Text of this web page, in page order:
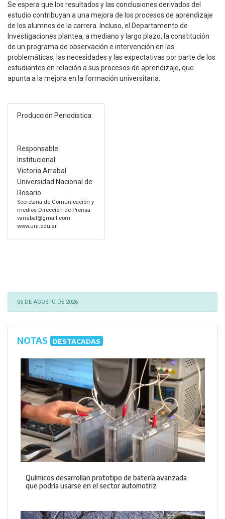
Se espera que los resultados y las conclusiones derivados del
estudio contribuyan a una mejora de los procesos de aprendizaje
de los alumnos de la carrera. Incluso, el Departamento de
Investigaciones plantea, a mediano y largo plazo, la constitución
de un programa de observación e intervención en las
problemáticas, las necesidades y las expectativas por parte de los
estudiantes en relación a sus procesos de aprendizaje, que
apunta a la mejora en la formación universitaria.
Producción Periodística:
Responsable
Institucional:
Victoria Arrabal
Universidad Nacional de
Rosario
Secretaría de Comunicación y
medios Dirección de Prensa
varrabal@gmail.com
www.unr.edu.ar
06 DE AGOSTO DE 2026
NOTAS DESTACADAS
Químicos desarrollan prototipo de batería avanzada
que podría usarse en el sector automotriz